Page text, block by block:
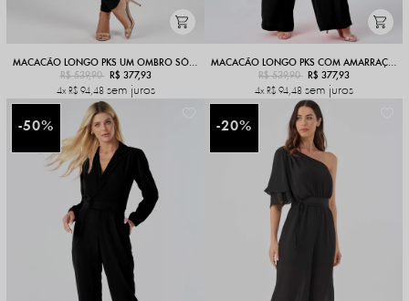
MACACÃO LONGO PKS UM OMBRO SÓ PRETO
R$ 539,90
R$ 377,93
4x R$ 94,48 sem juros
MACACÃO LONGO PKS COM AMARRAÇÃO PRETO
R$ 539,90
R$ 377,93
4x R$ 94,48 sem juros
50% 20%